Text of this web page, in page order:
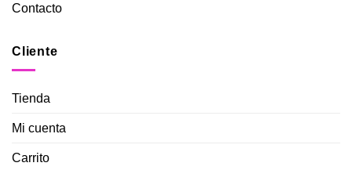
Contacto
Cliente
Tienda
Mi cuenta
Carrito